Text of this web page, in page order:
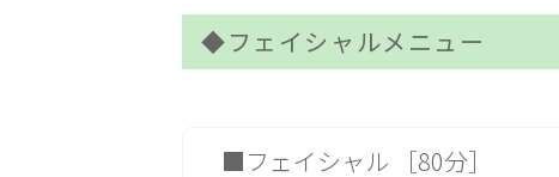
◆フェイシャルメニュー
■フェイシャル ［80分］